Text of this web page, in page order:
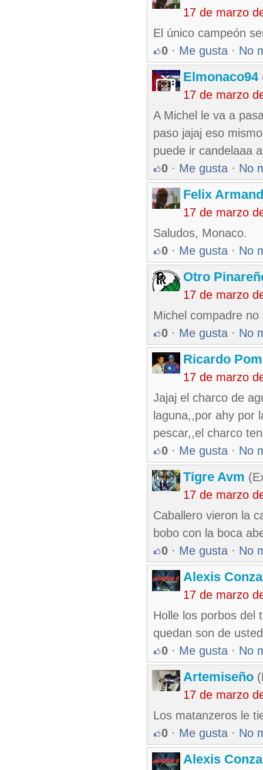
17 de marzo
El único campeón
0 · Me gusta · No
Elmonaco94
17 de marzo
A Michel le va a
paso jajaj eso
puede ir candelaaa
0 · Me gusta · No
Felix
17 de marzo
Saludos, Monaco.
0 · Me gusta · No
Otro
17 de marzo
Michel compadre
0 · Me gusta · No
Ricardo
17 de marzo
Jajaj el charco de
laguna,,por ahy por
pescar,,el charco
0 · Me gusta · No
Tigre Avm
17 de marzo
Caballero vieron la
bobo con la boca
0 · Me gusta · No
Alexis
17 de marzo
Holle los porbos del
quedan son de
0 · Me gusta · No
Artemiseño
17 de marzo
Los matanzeros le
0 · Me gusta · No
Alexis